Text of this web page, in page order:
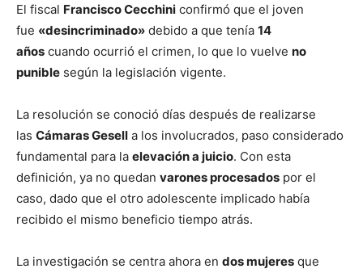
El fiscal Francisco Cecchini confirmó que el joven
fue «desincriminado» debido a que tenía 14
años cuando ocurrió el crimen, lo que lo vuelve no
punible según la legislación vigente.
La resolución se conoció días después de realizarse
las Cámaras Gesell a los involucrados, paso considerado
fundamental para la elevación a juicio. Con esta
definición, ya no quedan varones procesados por el
caso, dado que el otro adolescente implicado había
recibido el mismo beneficio tiempo atrás.
La investigación se centra ahora en dos mujeres que